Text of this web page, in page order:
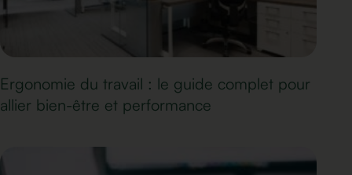
Ergonomie du travail : le guide complet pour
allier bien-être et performance